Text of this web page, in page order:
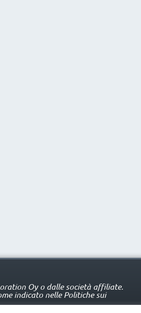
Oy o dalle società affiliate.
indicato nelle Politiche sui